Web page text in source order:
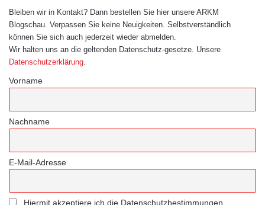
Bleiben wir in Kontakt? Dann bestellen Sie hier unsere ARKM
Blogschau. Verpassen Sie keine Neuigkeiten. Selbstverständlich
können Sie sich auch jederzeit wieder abmelden.
Wir halten uns an die geltenden Datenschutz-gesetze. Unsere
Datenschutzerklärung.
Vorname
Nachname
E-Mail-Adresse
Hiermit akzeptiere ich die Datenschutzbestimmungen